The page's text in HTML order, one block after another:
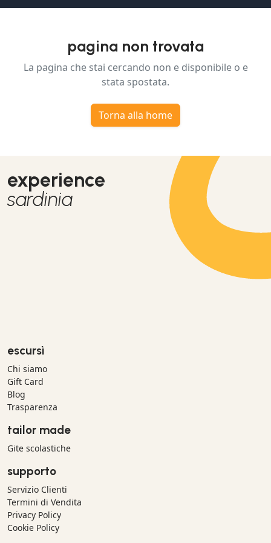
pagina non trovata
La pagina che stai cercando non e disponibile o e
stata spostata.
Torna alla home
experience
sardinia
escursì
Chi siamo
Gift Card
Blog
Trasparenza
tailor made
Gite scolastiche
supporto
Servizio Clienti
Termini di Vendita
Privacy Policy
Cookie Policy